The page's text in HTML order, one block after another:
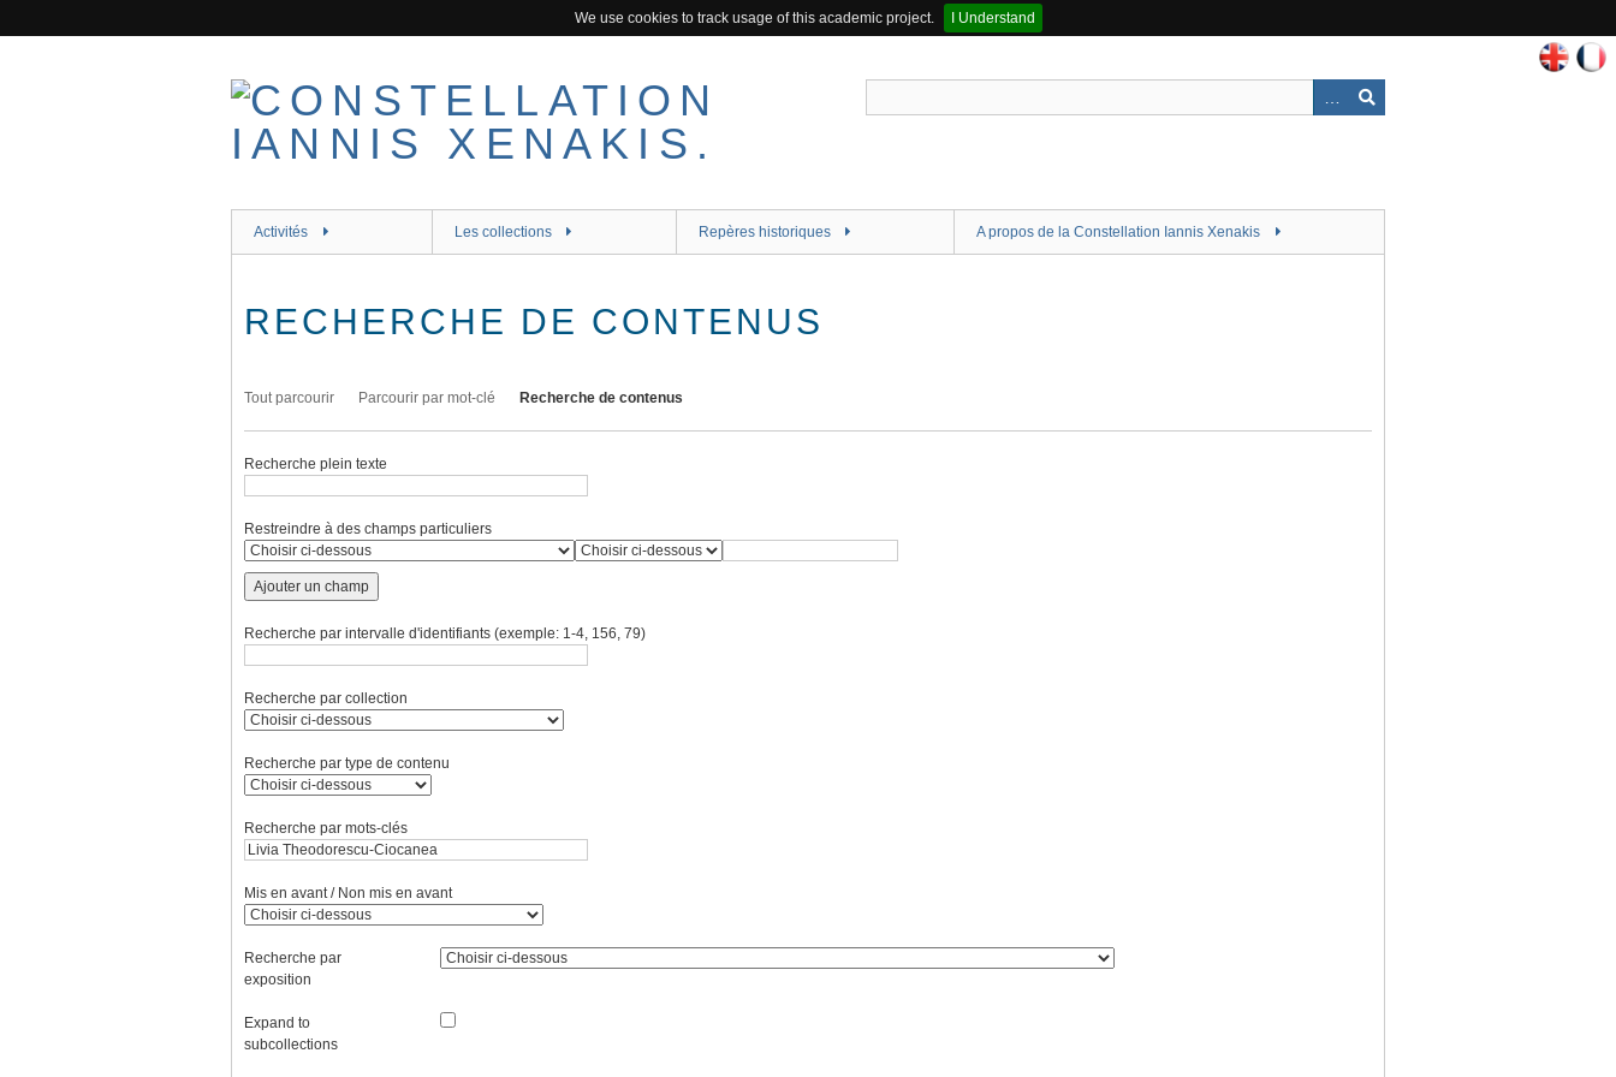
We use cookies to track usage of this academic project.
I Understand
Activités Les collections Repères historiques A propos de la Constellation Iannis Xenakis
RECHERCHE DE CONTENUS
Tout parcourir Parcourir par mot-clé Recherche de contenus
Recherche plein texte
Restreindre à des champs particuliers
Ajouter un champ
Recherche par intervalle d'identifiants (exemple: 1-4, 156, 79)
Recherche par collection
Recherche par type de contenu
Recherche par mots-clés
Mis en avant / Non mis en avant
Recherche par
exposition
Expand to
subcollections